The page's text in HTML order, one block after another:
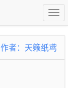
作者：天籁纸鸢